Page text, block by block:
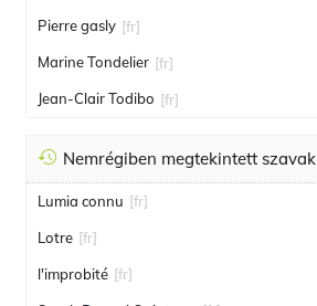
Pierre gasly [fr]
Marine Tondelier [fr]
Jean-Clair Todibo [fr]
Nemrégiben megtekintett szavak
Lumia connu [fr]
Lotre [fr]
l'improbité [fr]